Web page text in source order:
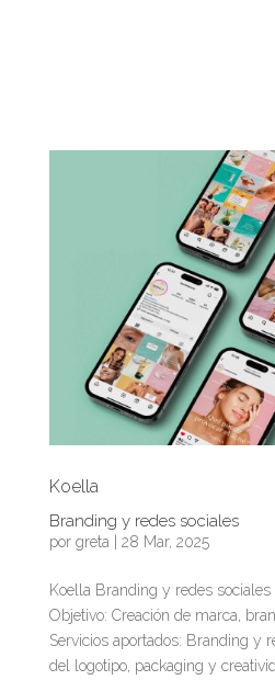
Koella
Branding y redes sociales
por greta 28 Mar, 2025
Koella Branding y redes sociales
Objetivo: Creación de marca,
Servicios aportados: Branding y
del logotipo, packaging y